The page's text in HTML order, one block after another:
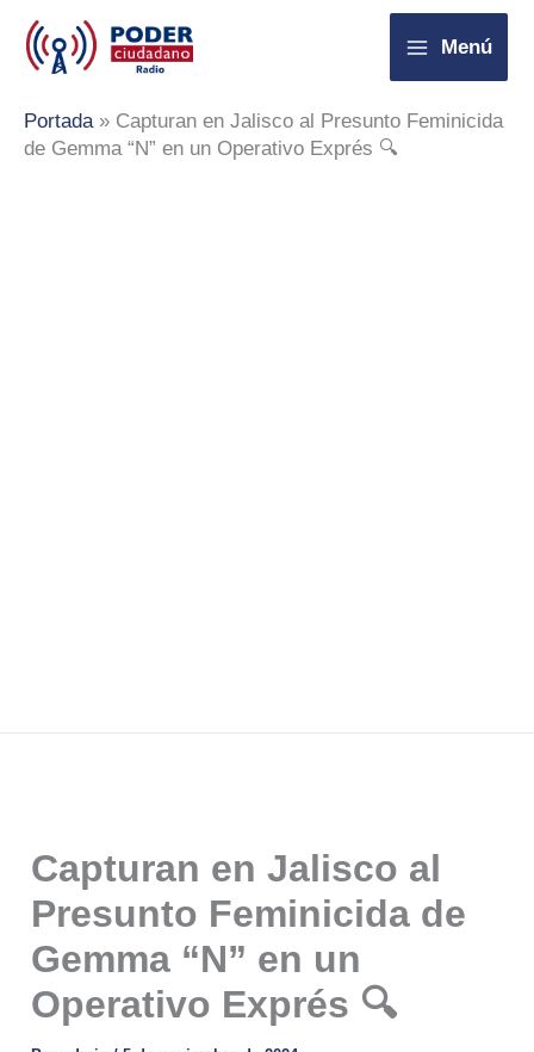
contenido
Menú
Portada» Capturan en Jalisco al Presunto Feminicida
de Gemma “N” en un Operativo Exprés 🔍
Capturan en Jalisco al
Presunto Feminicida de
Gemma “N” en un
Operativo Exprés 🔍